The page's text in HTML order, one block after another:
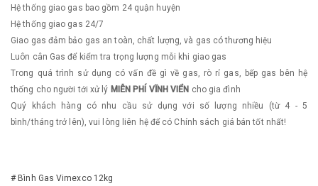
Hệ thống giao gas bao gồm 24 quận huyện
Hệ thống giao gas 24/7
Giao gas đảm bảo gas an toàn, chất lượng, và gas có thương hiệu
Luôn cân Gas để kiểm tra trọng lượng mỗi khi giao gas
Trong quá trình sử dụng có vấn đề gì về gas, rò rỉ gas, bếp gas ​bên hệ
thống cho người tới xử lý MIỄN PHÍ VĨNH VIỂN cho gia đình
Quý khách hàng có nhu cầu sử dụng với số lượng nhiều (từ 4 - 5
bình/tháng trở lên), vui lòng liên hệ để có Chính sách giá bán tốt nhất!
# Bình Gas Vimexco 12kg